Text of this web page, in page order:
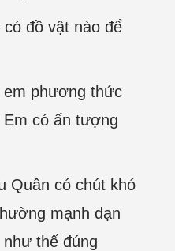
có đồ vật nào để
em phương thức
có ấn tượng
Quân có chút khó
mạnh dạn
thể đúng